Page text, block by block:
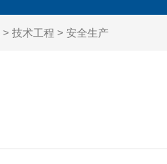
> 技术工程 > 安全生产